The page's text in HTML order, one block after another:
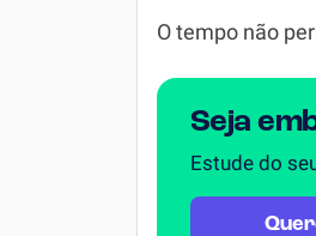
O tempo não
Seja
Estude do